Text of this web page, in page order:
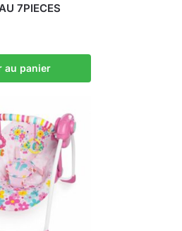
7PIECES
au panier